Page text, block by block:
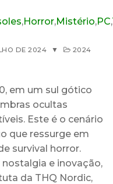
,Horror,Mistério,PC,
DE 2024 ▼
2024
em um sul gótico
ocultas
Este é o cenário
que ressurge em
survival horror.
e inovação,
da THQ Nordic,